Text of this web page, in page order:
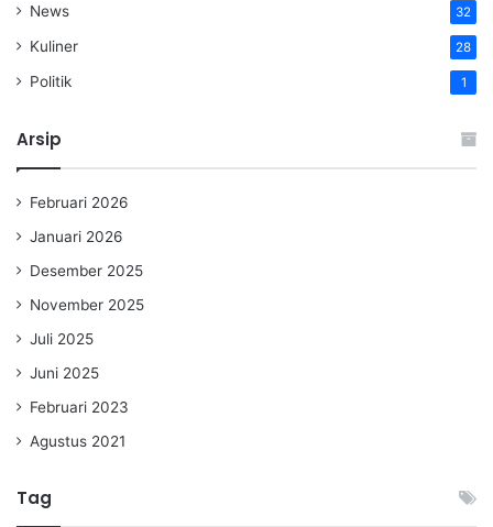
News 32
Kuliner 28
Politik 1
Arsip
Februari 2026
Januari 2026
Desember 2025
November 2025
Juli 2025
Juni 2025
Februari 2023
Agustus 2021
Tag